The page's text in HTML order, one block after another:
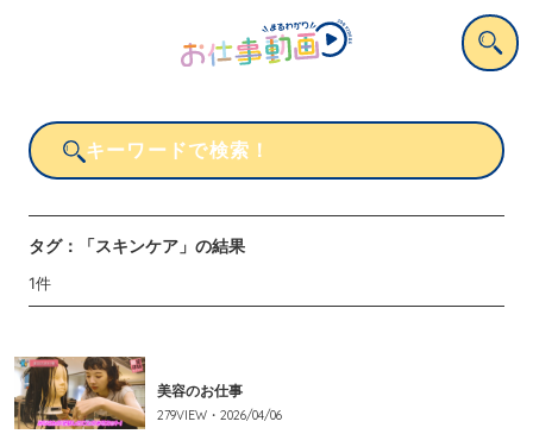
タグ： 「スキンケア」 の結果
1件
美容のお仕事
279VIEW・ 2026/04/06